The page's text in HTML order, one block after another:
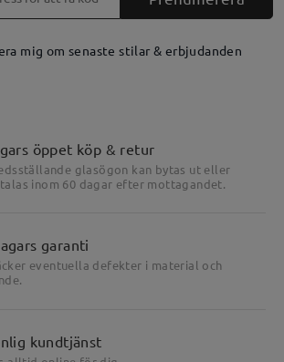
mig om senaste stilar & erbjudanden
öppet köp & retur
glasögon kan bytas ut eller
inom 60 dagar efter mottagandet.
garanti
eventuella defekter i material och
kundtjänst